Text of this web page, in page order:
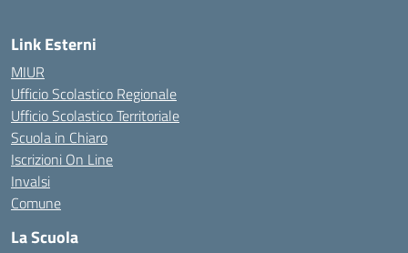
Link Esterni
MIUR
Ufficio Scolastico Regionale
Ufficio Scolastico Territoriale
Scuola in Chiaro
Iscrizioni On Line
Invalsi
Comune
La Scuola